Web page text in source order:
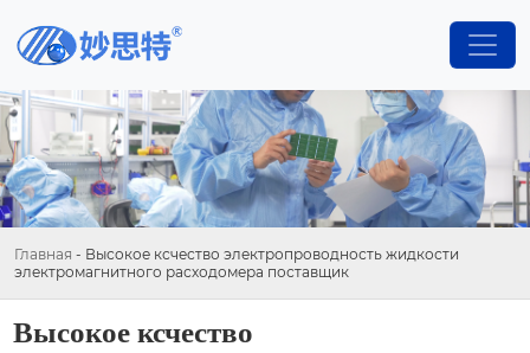
Главная - Высокое ксчество электропроводность жидкости
электромагнитного расходомера поставщик
Высокое ксчество